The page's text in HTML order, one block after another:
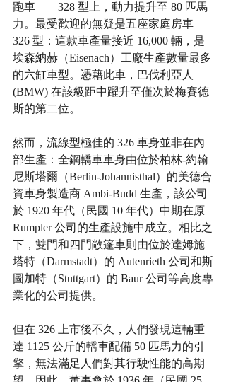
跑車——328 型上，動力提升至 80 匹馬
力。最受歡迎的無疑是五座家庭房車
326 型：這款車產量接近 16,000 輛，是
埃森納赫（Eisenach）工廠生產數量最多
的六缸車型。憑藉此車，巴伐利亞人
(BMW) 在該級距中躍升至僅次於梅賽德
斯的第二位。
然而，流線型極佳的 326 車身並非在內
部生產：全鋼轎車車身由位於柏林-約翰
尼斯塔爾（Berlin-Johannisthal）的美德合
資車身製造商 Ambi-Budd 生產，該公司
於 1920 年代（民國 10 年代）中期在原
Rumpler 公司的生產設施中成立。相比之
下，雙門和四門敞篷車則由位於達姆施
塔特（Darmstadt）的 Autenrieth 公司和斯
圖加特（Stuttgart）的 Baur 公司等高度專
業化的公司提供。
但在 326 上市後不久，人們發現這輛重
達 1125 公斤的轎車配備 50 匹馬力的引
擎，無法滿足人們對其行駛性能的高期